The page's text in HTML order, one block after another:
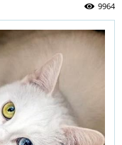
9964